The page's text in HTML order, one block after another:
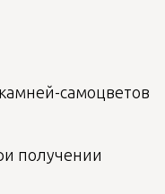
самоцветов
получении